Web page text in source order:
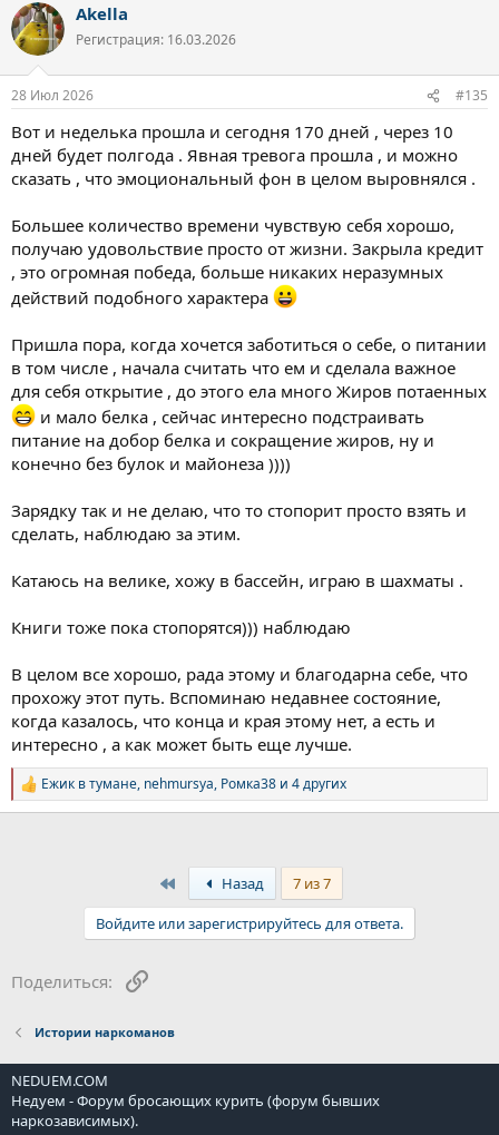
к
ц
и
Akella
Регистрация: 16.03.2026
28 Июл 2026 #135
Вот и неделька прошла и сегодня 170 дней , через 10
дней будет полгода . Явная тревога прошла , и можно
сказать , что эмоциональный фон в целом выровнялся .
Большее количество времени чувствую себя хорошо,
получаю удовольствие просто от жизни. Закрыла кредит
, это огромная победа, больше никаких неразумных
действий подобного характера
Пришла пора, когда хочется заботиться о себе, о питании
в том числе , начала считать что ем и сделала важное
для себя открытие , до этого ела много Жиров потаенных
и мало белка , сейчас интересно подстраивать
питание на добор белка и сокращение жиров, ну и
конечно без булок и майонеза ))))
Зарядку так и не делаю, что то стопорит просто взять и
сделать, наблюдаю за этим.
Катаюсь на велике, хожу в бассейн, играю в шахматы .
Книги тоже пока стопорятся))) наблюдаю
В целом все хорошо, рада этому и благодарна себе, что
прохожу этот путь. Вспоминаю недавнее состояние,
когда казалось, что конца и края этому нет, а есть и
интересно , а как может быть еще лучше.
Р
е
Ежик в тумане, nehmursya, Ромка38 и 4 других
Назад
7 из 7
Войдите или зарегистрируйтесь для ответа.
Поделиться: Ссылка
Истории наркоманов
NEDUEM.COM
Недуем - Форум бросающих курить (форум бывших
наркозависимых).